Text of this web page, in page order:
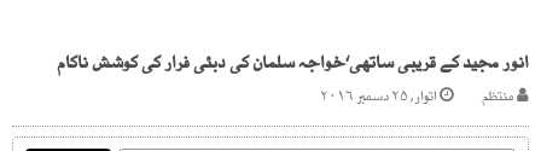
انور مجید کے قریبی ساتھی‘خواجہ سلمان کی دبئی فرار کی کوشش ناکام
منتظم اتوار, ۲۵ دسمبر ۲۰۱۶